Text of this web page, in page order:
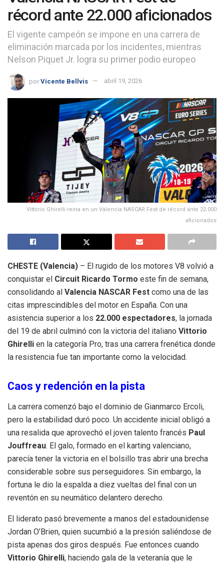
récord ante 22.000 aficionados
El vigente campeón se impone en una carrera de
eliminación marcada por los incidentes, mientras
Nelson Piquet Jr. logra su primer podio europeo
por Vicente Bellvis abril 19, 2026
Vittorio Ghirelli reina en un Valencia NASCAR Fest de récord ante 22.000
aficionados
CHESTE (Valencia) – El rugido de los motores V8 volvió a
conquistar el Circuit Ricardo Tormo este fin de semana,
consolidando al Valencia NASCAR Fest como una de las
citas imprescindibles del motor en España. Con una
asistencia superior a los 22.000 espectadores, la jornada
del 19 de abril culminó con la victoria del italiano Vittorio
Ghirelli en la categoría Pro, tras una carrera frenética donde
la resistencia fue tan importante como la velocidad.
Caos y redención en la pista
La carrera comenzó bajo el dominio de Gianmarco Ercoli,
pero la estabilidad duró poco. Un accidente inicial obligó a
una resalida que aprovechó el joven talento francés Paul
Jouffreau. El galo, formado en el karting valenciano,
parecía tener la victoria en el bolsillo tras abrir una brecha
considerable sobre sus perseguidores. Sin embargo, la
fortuna le dio la espalda a diez vueltas del final con un
reventón en su neumático delantero derecho.
El liderato pasó brevemente a manos del estadounidense
Jordan O’Brien, quien sucumbió a la presión saliéndose de
pista apenas dos giros después. Fue entonces cuando
Vittorio Ghirelli, haciendo gala de la veteranía que le